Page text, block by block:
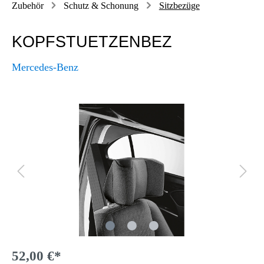
Zubehör Schutz & Schonung Sitzbezüge
KOPFSTUETZENBEZ
Mercedes-Benz
52,00 €*